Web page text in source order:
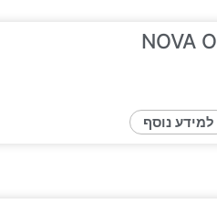
NOVA O
למידע נוסף